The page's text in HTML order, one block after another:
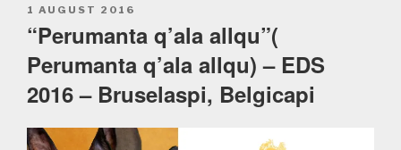
POSTED
ON
1 AUGUST 2016
“Perumanta q’ala allqu”(
Perumanta q’ala allqu) – EDS
2016 – Bruselaspi, Belgicapi